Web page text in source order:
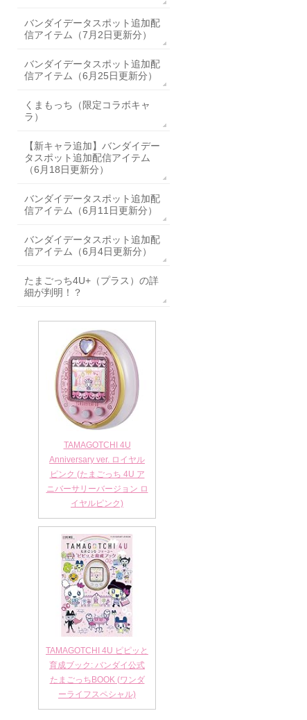
バンダイデータスポット追加配
信アイテム（7月2日更新分）
バンダイデータスポット追加配
信アイテム（6月25日更新分）
くまもっち（限定コラボキャ
ラ）
【新キャラ追加】バンダイデー
タスポット追加配信アイテム
（6月18日更新分）
バンダイデータスポット追加配
信アイテム（6月11日更新分）
バンダイデータスポット追加配
信アイテム（6月4日更新分）
たまごっち4U+（プラス）の詳
細が判明！？
TAMAGOTCHI 4U
Anniversary ver. ロイヤル
ピンク (たまごっち 4U ア
ニバーサリーバージョン ロ
イヤルピンク)
TAMAGOTCHI 4U ピピッと
育成ブック: バンダイ公式
たまごっちBOOK (ワンダ
ーライフスペシャル)